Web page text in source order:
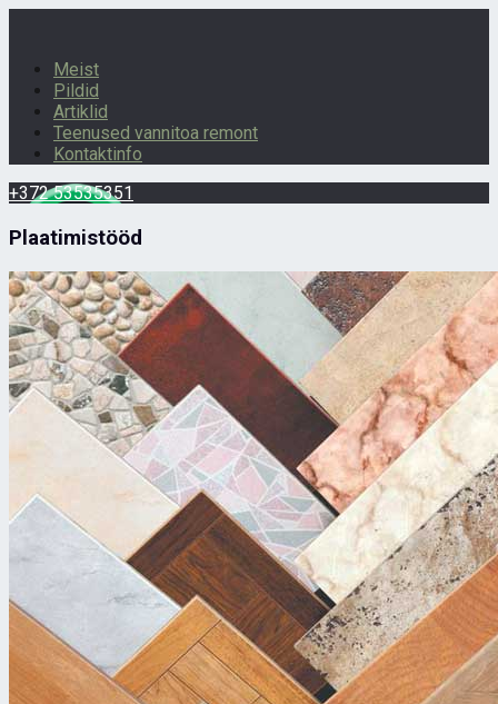
Meist
Pildid
Artiklid
Teenused vannitoa remont
Kontaktinfo
+372 53535351
Plaatimistööd